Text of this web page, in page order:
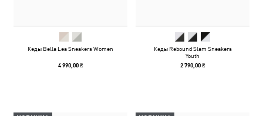
Кеды Bella Lea Sneakers Women
4 990,00 ₴
Кеды Rebound Slam Sneakers
Youth
2 790,00 ₴